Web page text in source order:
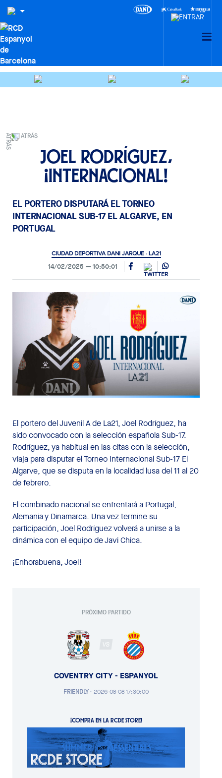
ATRÁS
Joel Rodríguez,
¡internacional!
EL PORTERO DISPUTARÁ EL TORNEO
INTERNACIONAL SUB-17 EL ALGARVE, EN
PORTUGAL
CIUDAD DEPORTIVA DANI JARQUE · LA21
14/02/2025 10:50:01
El portero del Juvenil A de La21, Joel Rodríguez, ha
sido convocado con la selección española Sub-17.
Rodríguez, ya habitual en las citas con la selección,
viaja para disputar el Torneo Internacional Sub-17 El
Algarve, que se disputa en la localidad lusa del 11 al 20
de febrero.
El combinado nacional se enfrentará a Portugal,
Alemania y Dinamarca. Una vez termine su
participación, Joel Rodríguez volverá a unirse a la
dinámica con el equipo de Javi Chica.
¡Enhorabuena, Joel!
PRÓXIMO PARTIDO
VS
COVENTRY CITY - ESPANYOL
FRIENDLY· 2026-08-08 17:30:00
¡COMPRA EN LA RCDE STORE!